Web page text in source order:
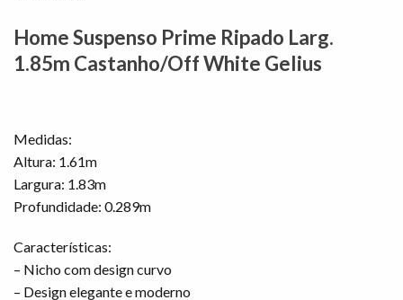
Home Suspenso Prime Ripado Larg.
1.85m Castanho/Off White Gelius
Medidas:
Altura: 1.61m
Largura: 1.83m
Profundidade: 0.289m
Características:
– Nicho com design curvo
– Design elegante e moderno